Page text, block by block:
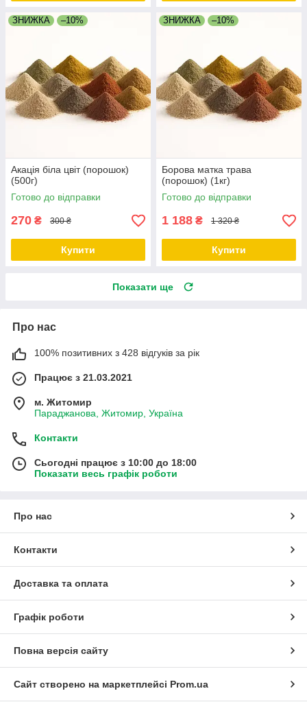
ЗНИЖКА –10%
Акація біла цвіт (порошок)
(500г)
Готово до відправки
270 ₴ 300 ₴
Купити
ЗНИЖКА –10%
Борова матка трава
(порошок) (1кг)
Готово до відправки
1 188 ₴ 1 320 ₴
Купити
Показати ще
Про нас
100% позитивних з 428 відгуків за рік
Працює з 21.03.2021
м. Житомир
Параджанова, Житомир, Україна
Контакти
Сьогодні працює з 10:00 до 18:00
Показати весь графік роботи
Про нас
Контакти
Доставка та оплата
Графік роботи
Повна версія сайту
Сайт створено на маркетплейсі Prom.ua